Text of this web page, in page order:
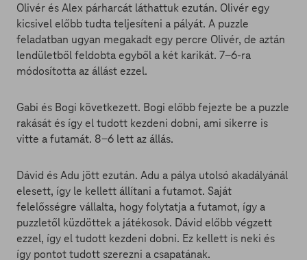
Olivér és Alex párharcát láthattuk ezután. Olivér egy
kicsivel előbb tudta teljesíteni a pályát. A puzzle
feladatban ugyan megakadt egy percre Olivér, de aztán
lendületből feldobta egyből a két karikát. 7-6-ra
módosította az állást ezzel.
Gabi és Bogi következett. Bogi előbb fejezte be a puzzle
rakását és így el tudott kezdeni dobni, ami sikerre is
vitte a futamát. 8-6 lett az állás.
Dávid és Adu jött ezután. Adu a pálya utolsó akadályánál
elesett, így le kellett állítani a futamot. Saját
felelősségre vállalta, hogy folytatja a futamot, így a
puzzletől küzdöttek a játékosok. Dávid előbb végzett
ezzel, így el tudott kezdeni dobni. Ez kellett is neki és
így pontot tudott szerezni a csapatának.